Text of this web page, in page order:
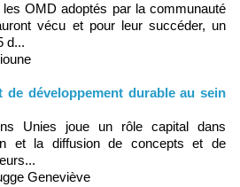
les OMD adoptés par la communauté
vécu et pour leur succéder, un
d...
de développement durable au sein
Unies joue un rôle capital dans
et la diffusion de concepts et de
Geneviève